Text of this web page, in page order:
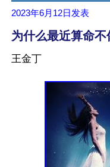
2023年6月12日 发表
为什么最近算命不
王金丁